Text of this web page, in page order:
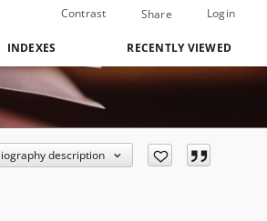
Contrast Share Login
INDEXES RECENTLY VIEWED
description